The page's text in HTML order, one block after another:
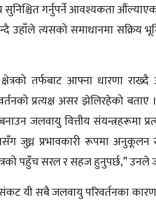
सुनिश्चित गर्नुपर्ने आवश्यकता
उहाँले त्यसको समाधानमा सक्रिय
तर्फबाट आफ्ना धारणा
प्रत्यक्ष असर झेलिरहेको
जलवायु वित्तीय संयन्त्रहरूमा
जुध्न प्रभावकारी रूपमा अनुकूलन र
पहुँच सरल र सहज हुनुपर्छ,” उनले
यी सबै जलवायु परिवर्तनका